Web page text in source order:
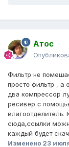
Атос
Фильтр не
просто фильтр , а
два компрессор
ресивер с
влагоотделитель.
сюда,ссылки
каждый будет
Изменено 23